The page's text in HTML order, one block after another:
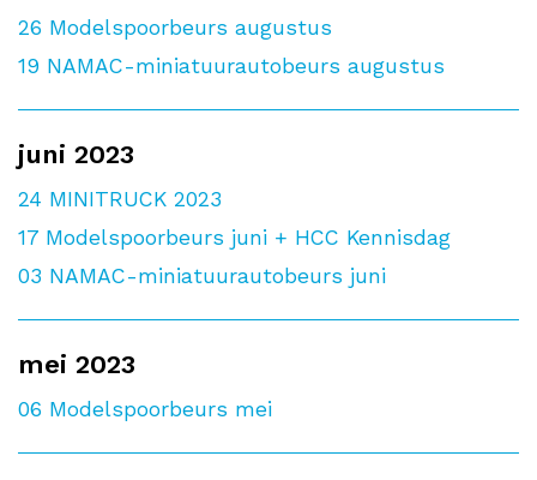
26 Modelspoorbeurs augustus
19 NAMAC-miniatuurautobeurs augustus
juni 2023
24 MINITRUCK 2023
17 Modelspoorbeurs juni + HCC Kennisdag
03 NAMAC-miniatuurautobeurs juni
mei 2023
06 Modelspoorbeurs mei